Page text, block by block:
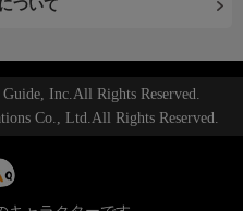
ついて
Inc.All Rights Reserved.
Co., Ltd.All Rights Reserved.